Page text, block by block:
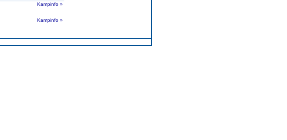
Kampinfo »
Kampinfo »